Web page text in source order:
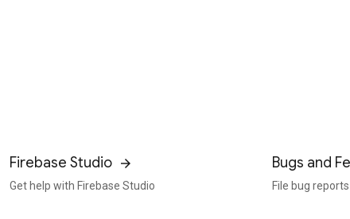
Firebase Studio
Get help with Firebase Studio
Bugs and
File bug